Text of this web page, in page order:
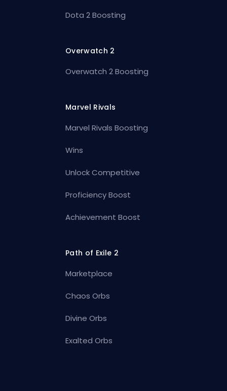
Dota 2 Boosting
Overwatch 2
Overwatch 2 Boosting
Marvel Rivals
Marvel Rivals Boosting
Wins
Unlock Competitive
Proficiency Boost
Achievement Boost
Path of Exile 2
Marketplace
Chaos Orbs
Divine Orbs
Exalted Orbs